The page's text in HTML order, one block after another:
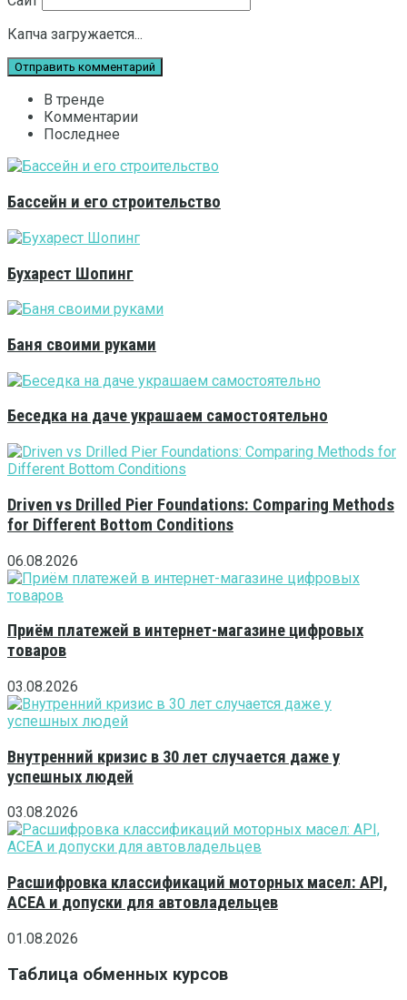
Капча загружается...
В тренде
Комментарии
Последнее
Бассейн и его строительство
Бухарест Шопинг
Баня своими руками
Беседка на даче украшаем самостоятельно
Driven vs Drilled Pier Foundations: Comparing Methods
for Different Bottom Conditions
06.08.2026
Приём платежей в интернет-магазине цифровых
товаров
03.08.2026
Внутренний кризис в 30 лет случается даже у
успешных людей
03.08.2026
Расшифровка классификаций моторных масел: API,
ACEA и допуски для автовладельцев
01.08.2026
Таблица обменных курсов